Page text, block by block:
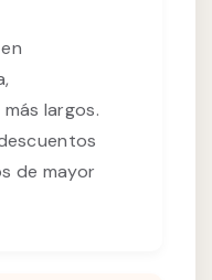
largos.
de mayor